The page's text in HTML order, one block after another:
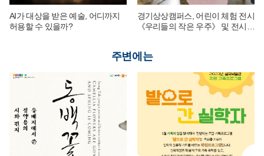
AI가 대상을 받은 예술, 어디까지
허용할 수 있을까?
경기상상캠퍼스, 어린이 체험 전시
《우리들의 작은 우주》 및 전시
주변에는